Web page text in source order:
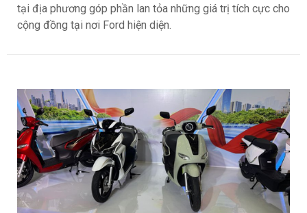
tại địa phương góp phần lan tỏa những giá trị tích cực cho
cộng đồng tại nơi Ford hiện diện.